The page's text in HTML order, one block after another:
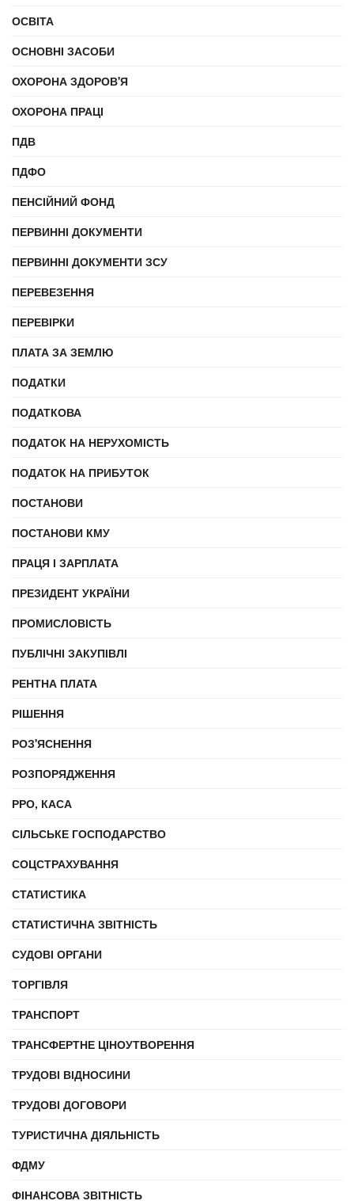
ОСВІТА
ОСНОВНІ ЗАСОБИ
ОХОРОНА ЗДОРОВ'Я
ОХОРОНА ПРАЦІ
ПДВ
ПДФО
ПЕНСІЙНИЙ ФОНД
ПЕРВИННІ ДОКУМЕНТИ
ПЕРВИННІ ДОКУМЕНТИ ЗСУ
ПЕРЕВЕЗЕННЯ
ПЕРЕВІРКИ
ПЛАТА ЗА ЗЕМЛЮ
ПОДАТКИ
ПОДАТКОВА
ПОДАТОК НА НЕРУХОМІСТЬ
ПОДАТОК НА ПРИБУТОК
ПОСТАНОВИ
ПОСТАНОВИ КМУ
ПРАЦЯ І ЗАРПЛАТА
ПРЕЗИДЕНТ УКРАЇНИ
ПРОМИСЛОВІСТЬ
ПУБЛІЧНІ ЗАКУПІВЛІ
РЕНТНА ПЛАТА
РІШЕННЯ
РОЗ'ЯСНЕННЯ
РОЗПОРЯДЖЕННЯ
РРО, КАСА
СІЛЬСЬКЕ ГОСПОДАРСТВО
СОЦСТРАХУВАННЯ
СТАТИСТИКА
СТАТИСТИЧНА ЗВІТНІСТЬ
СУДОВІ ОРГАНИ
ТОРГІВЛЯ
ТРАНСПОРТ
ТРАНСФЕРТНЕ ЦІНОУТВОРЕННЯ
ТРУДОВІ ВІДНОСИНИ
ТРУДОВІ ДОГОВОРИ
ТУРИСТИЧНА ДІЯЛЬНІСТЬ
ФДМУ
ФІНАНСОВА ЗВІТНІСТЬ